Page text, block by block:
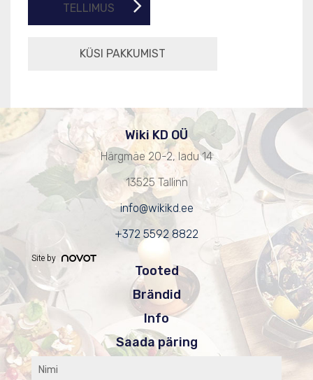
TELLIMUS
Wiki KD OÜ
Härgmäe 20-2, ladu 14
13525 Tallinn
info@wikikd.ee
+372 5592 8822
Site by
Tooted
Brändid
Info
Saada päring